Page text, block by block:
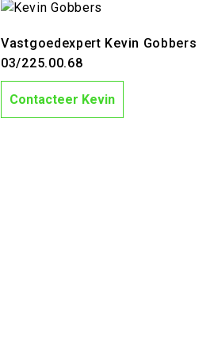
Vastgoedexpert Kevin Gobbers
03/225.00.68
Contacteer Kevin